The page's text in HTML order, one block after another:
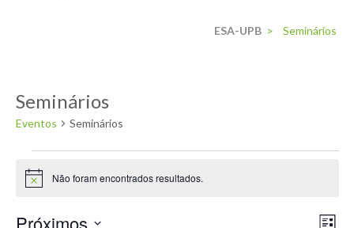
ESA-UPB > Seminários
Seminários
Eventos Seminários
Aviso Não foram encontrados resultados.
Próximos